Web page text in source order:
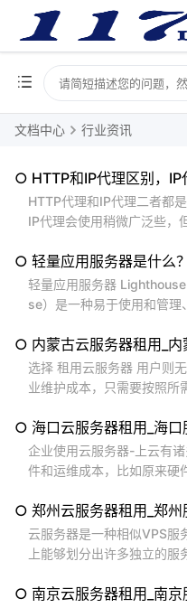
文档中心 行业资讯
○ HTTP和IP代理区别，IP
HTTP代理和IP代理二者都
IP代理会使用稍微广泛些，
浏览器访问网页，它的端
代理一般是用于自己的IP变
改变手机，模拟器，虚拟机
轻量应用服务器 Lighthouse 简介 轻量应用服务器
se）是一种易于使用和管理
论坛等各类应用以及开发测
管理的全流程一站式服务，
用腾讯云的最佳入门途径。
选择 租用云服务器 用户则无需花费高额的实体服务器购买及专
业维护成本，只需要按照所
大大缩减自购实体物理服务器的
以满足多种用户需求，如注
实现分布式部署的用户; 对
企业使用云服务器-上云有
件和运维成本，比如原来硬
成本，降低运维费用。...
云服务器是一种相似VPS服
上能够划分出许多独立的